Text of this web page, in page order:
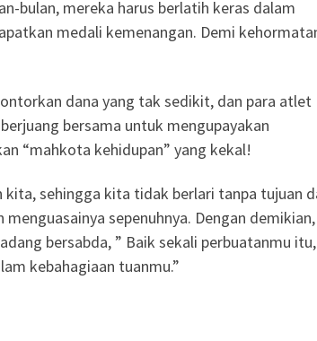
bulan, mereka harus berlatih keras dalam
medali kemenangan. Demi
dana yang tak sedikit, dan para atlet
bersama untuk mengupayakan
“mahkota kehidupan” yang kekal!
kita, sehingga kita tidak berlari tanpa tujuan
sepenuhnya. Dengan demikian,
bersabda, ” Baik sekali perbuatanmu itu,
kebahagiaan tuanmu.”